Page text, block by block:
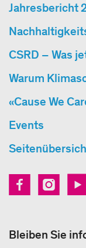
Jahresbericht
CSRD – Was
Warum
«Cause We
Events
Bleiben Sie